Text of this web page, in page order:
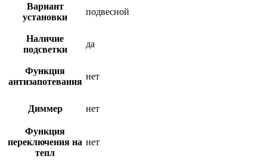
Вариант
установки
подвесной
Наличие
подсветки
да
Функция
антизапотевания
нет
Диммер нет
Функция
переключения на
тепл
нет